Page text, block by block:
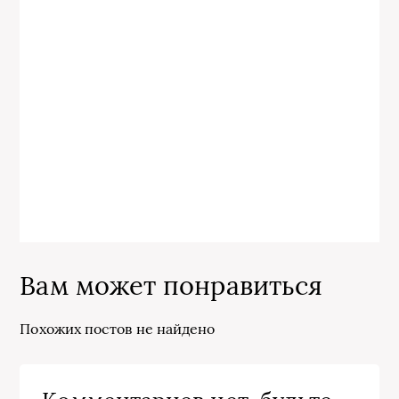
Вам может понравиться
Похожих постов не найдено